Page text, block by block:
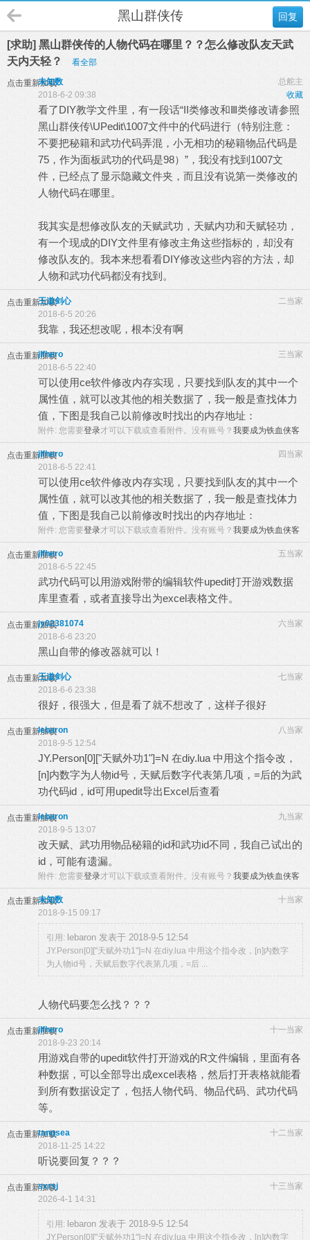
回复
黑山群侠传
[求助] 黑山群侠传的人物代码在哪里？？怎么修改队友天武
天内天轻？
看全部
点击重新加载 总舵主
未知数
收藏
2018-6-2 09:38
看了DIY教学文件里，有一段话“II类修改和Ⅲ类修改请参照
黑山群侠传\UPedit\1007文件中的代码进行（特别注意：
不要把秘籍和武功代码弄混，小无相功的秘籍物品代码是
75，作为面板武功的代码是98）”，我没有找到1007文
件，已经点了显示隐藏文件夹，而且没有说第一类修改的
人物代码在哪里。
我其实是想修改队友的天赋武功，天赋内功和天赋轻功，
有一个现成的DIY文件里有修改主角这些指标的，却没有
修改队友的。我本来想看看DIY修改这些内容的方法，却
人物和武功代码都没有找到。
点击重新加载 二当家
王道剑心
2018-6-5 20:26
我靠，我还想改呢，根本没有啊
点击重新加载 三当家
jlfhero
2018-6-5 22:40
可以使用ce软件修改内存实现，只要找到队友的其中一个
属性值，就可以改其他的相关数据了，我一般是查找体力
值，下图是我自己以前修改时找出的内存地址：
附件: 您需要登录才可以下载或查看附件。没有账号？ 我要成为铁血侠客
点击重新加载 四当家
jlfhero
2018-6-5 22:41
可以使用ce软件修改内存实现，只要找到队友的其中一个
属性值，就可以改其他的相关数据了，我一般是查找体力
值，下图是我自己以前修改时找出的内存地址：
附件: 您需要登录才可以下载或查看附件。没有账号？ 我要成为铁血侠客
点击重新加载 五当家
jlfhero
2018-6-5 22:45
武功代码可以用游戏附带的编辑软件upedit打开游戏数据
库里查看，或者直接导出为excel表格文件。
点击重新加载 六当家
jy02381074
2018-6-6 23:20
黑山自带的修改器就可以！
点击重新加载 七当家
王道剑心
2018-6-6 23:38
很好，很强大，但是看了就不想改了，这样子很好
点击重新加载 八当家
lebaron
2018-9-5 12:54
JY.Person[0]["天赋外功1"]=N 在diy.lua 中用这个指令改，
[n]内数字为人物id号，天赋后数字代表第几项，=后的为武
功代码id，id可用upedit导出Excel后查看
点击重新加载 九当家
lebaron
2018-9-5 13:07
改天赋、武功用物品秘籍的id和武功id不同，我自己试出的
id，可能有遗漏。
附件: 您需要登录才可以下载或查看附件。没有账号？ 我要成为铁血侠客
点击重新加载 十当家
未知数
2018-9-15 09:17
引用: lebaron 发表于 2018-9-5 12:54
JY.Person[0]["天赋外功1"]=N 在diy.lua 中用这个指令改，[n]内数字
为人物id号，天赋后数字代表第几项，=后 ...
人物代码要怎么找？？？
点击重新加载 十一当家
jlfhero
2018-9-23 20:14
用游戏自带的upedit软件打开游戏的R文件编辑，里面有各
种数据，可以全部导出成excel表格，然后打开表格就能看
到所有数据设定了，包括人物代码、物品代码、武功代码
等。
点击重新加载 十二当家
tangsea
2018-11-25 14:22
听说要回复？？？
点击重新加载 十三当家
sxrsj
2026-4-1 14:31
引用: lebaron 发表于 2018-9-5 12:54
JY.Person[0]["天赋外功1"]=N 在diy.lua 中用这个指令改，[n]内数字